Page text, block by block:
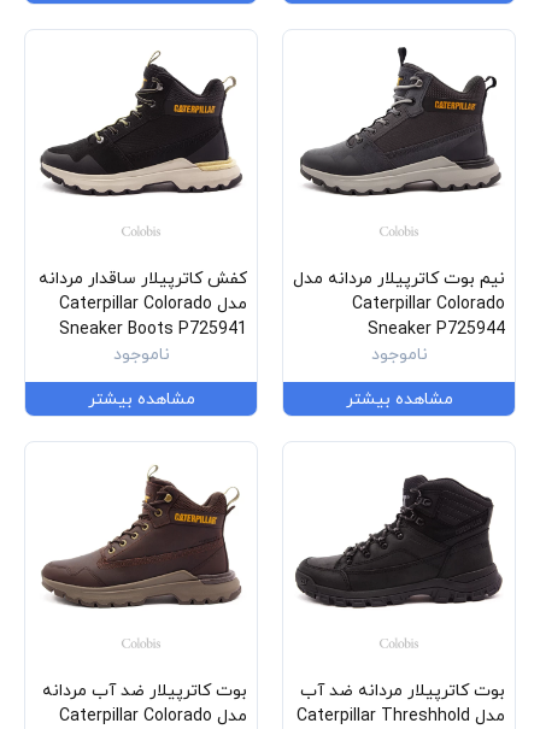
نیم بوت کاترپیلار مردانه مدل
Caterpillar Colorado
Sneaker P725944
ناموجود
مشاهده بیشتر
کفش کاترپیلار ساقدار مردانه
مدل Caterpillar Colorado
Sneaker Boots P725941
ناموجود
مشاهده بیشتر
بوت کاترپیلار مردانه ضد آب
مدل Caterpillar Threshhold
بوت کاترپیلار ضد آب مردانه
مدل Caterpillar Colorado